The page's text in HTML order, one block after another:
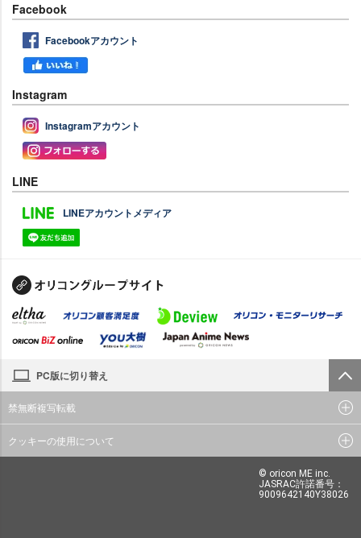
Facebook
Facebookアカウント
Instagram
Instagramアカウント
LINE
LINEアカウントメディア
PC版に切り替え
禁無断複写転載
クッキーの使用について
© oricon ME inc.
JASRAC許諾番号：
9009642140Y38026